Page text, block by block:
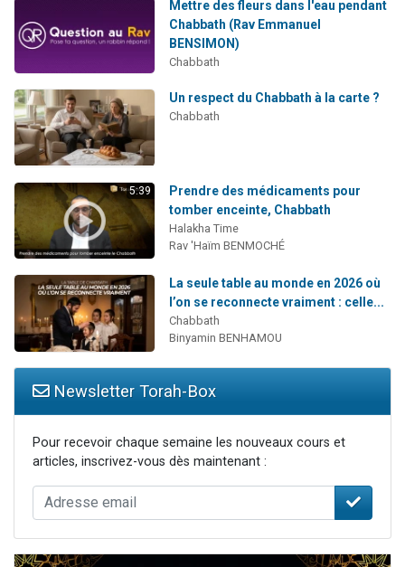
Mettre des fleurs dans l'eau pendant
Chabbath (Rav Emmanuel
BENSIMON)
Chabbath
Un respect du Chabbath à la carte ?
Chabbath
5:39
Prendre des médicaments pour
tomber enceinte, Chabbath
Halakha Time
Rav 'Haïm BENMOCHÉ
La seule table au monde en 2026 où
l’on se reconnecte vraiment : celle...
Chabbath
Binyamin BENHAMOU
Newsletter Torah-Box
Pour recevoir chaque semaine les nouveaux cours et
articles, inscrivez-vous dès maintenant :